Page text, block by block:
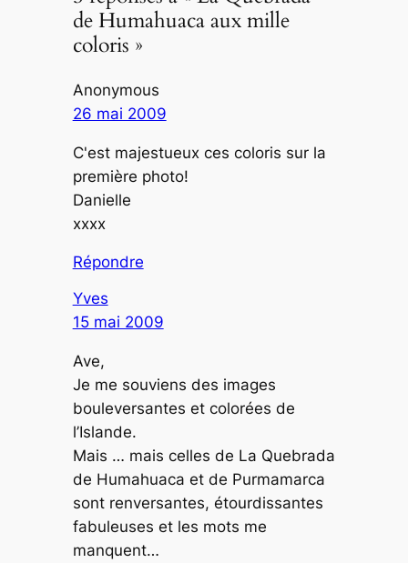
de Humahuaca aux mille
coloris »
Anonymous
26 mai 2009
C'est majestueux ces coloris sur la
première photo!
Danielle
xxxx
Répondre
Yves
15 mai 2009
Ave,
Je me souviens des images
bouleversantes et colorées de
l’Islande.
Mais … mais celles de La Quebrada
de Humahuaca et de Purmamarca
sont renversantes, étourdissantes
fabuleuses et les mots me
manquent…